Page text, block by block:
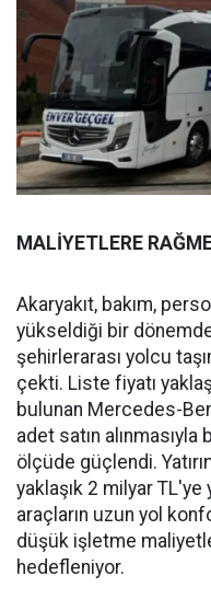
MALİYETLERE
Akaryakıt, bakım,
yükseldiği bir
şehirlerarası yolcu
çekti. Liste fiyatı
bulunan Mercedes-
adet satın
ölçüde güçlendi.
yaklaşık 2 milyar TL'ye
araçların uzun yol
düşük işletme
hedefleniyor.